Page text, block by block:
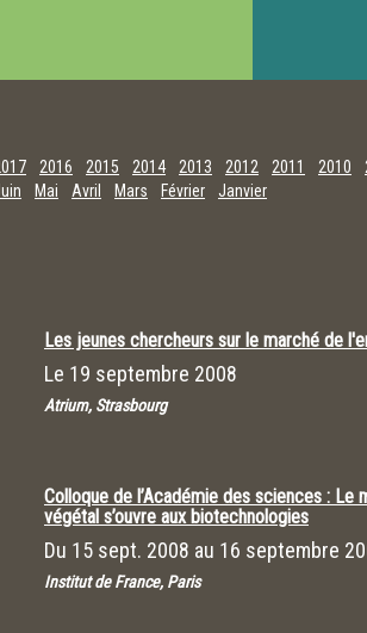
2016 2015 2014 2013 2012 2011 2010
Mai Avril Mars Février Janvier
Les jeunes chercheurs sur le marché de
Le 19 septembre 2008
Atrium, Strasbourg
Colloque de l’Académie des sciences : Le
végétal s’ouvre aux biotechnologies
Du 15 sept. 2008 au 16 septembre
Institut de France, Paris